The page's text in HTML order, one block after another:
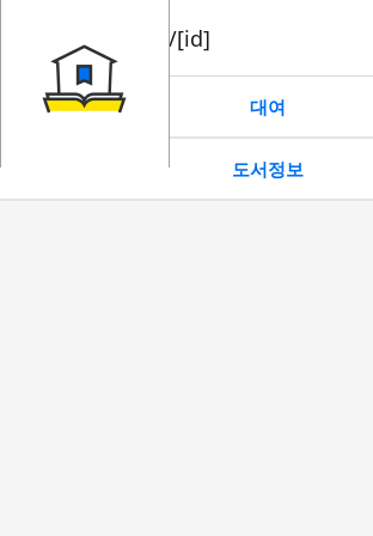
book/rent/[id]
대여
도서정보